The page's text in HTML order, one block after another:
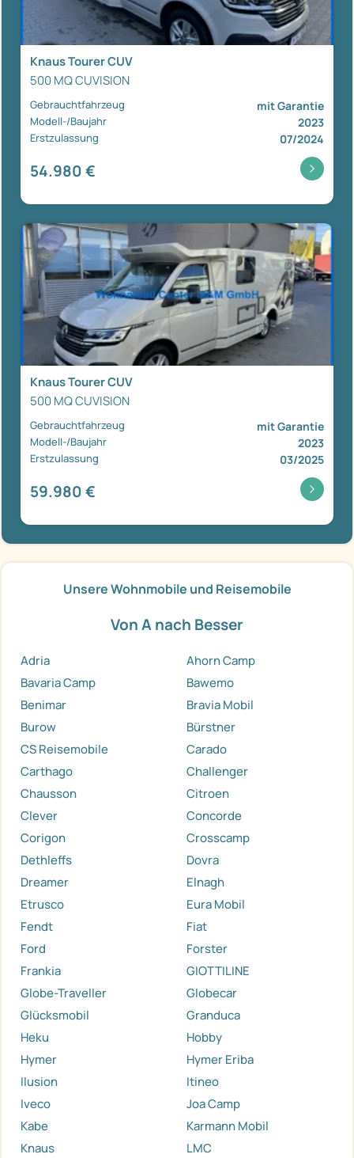
Knaus Tourer CUV
500 MQ CUVISION
Gebrauchtfahrzeug mit Garantie
Modell-/Baujahr 2023
Erstzulassung 07/2024
54.980 €
Knaus Tourer CUV
500 MQ CUVISION
Gebrauchtfahrzeug mit Garantie
Modell-/Baujahr 2023
Erstzulassung 03/2025
59.980 €
Unsere Wohnmobile und Reisemobile
Von A nach Besser
Adria
Ahorn Camp
Bavaria Camp
Bawemo
Benimar
Bravia Mobil
Burow
Bürstner
CS Reisemobile
Carado
Carthago
Challenger
Chausson
Citroen
Clever
Concorde
Corigon
Crosscamp
Dethleffs
Dovra
Dreamer
Elnagh
Etrusco
Eura Mobil
Fendt
Fiat
Ford
Forster
Frankia
GIOTTILINE
Globe-Traveller
Globecar
Glücksmobil
Granduca
Heku
Hobby
Hymer
Hymer Eriba
Ilusion
Itineo
Iveco
Joa Camp
Kabe
Karmann Mobil
Knaus
LMC